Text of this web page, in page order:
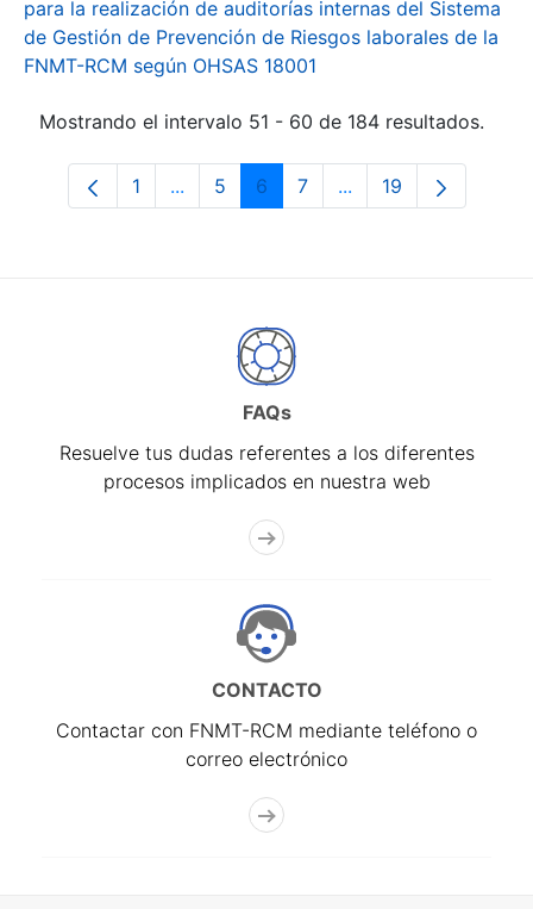
para la realización de auditorías internas del Sistema
de Gestión de Prevención de Riesgos laborales de la
FNMT-RCM según OHSAS 18001
Mostrando el intervalo 51 - 60 de 184 resultados.
Página
1 ...Páginas intermedias Use TAB para
Página
5 Página
6 Página
7 ...Páginas intermedias
Página
19
FAQs
Resuelve tus dudas referentes a los diferentes
procesos implicados en nuestra web
CONTACTO
Contactar con FNMT-RCM mediante teléfono o
correo electrónico